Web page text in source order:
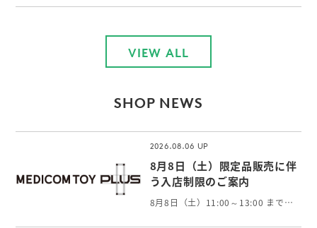
VIEW ALL
SHOP NEWS
2026.08.06
8月8日（土）限定品販売に伴
う入店制限のご案内
8月8日（土）11:00～13:00 まで、限定品の販売に伴い抽選入場販売とさせていただきます。 当選権利をお持ちでないお客様はご入店いただけません。 お客様におかれましては大変ご面倒をお掛けしますが、何卒ご了承の程よろしくお願い申し上げます。